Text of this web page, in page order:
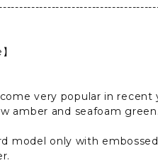
very popular in recent
amber and seafoam green.
model only with